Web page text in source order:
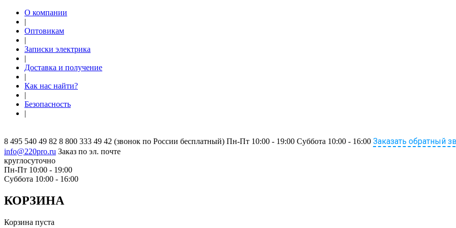
О компании
|
Оптовикам
|
Записки электрика
|
Доставка и получение
|
Как нас найти?
|
Безопасность
|
8 495 540 49 82 8 800 333 49 42 (звонок по России бесплатный) Пн-Пт 10:00 - 19:00 Суббота 10:00 - 16:00 Заказать обратный
info@220pro.ru Заказ по эл. почте
круглосуточно
Пн-Пт 10:00 - 19:00
Суббота 10:00 - 16:00
КОРЗИНА
Корзина пуста